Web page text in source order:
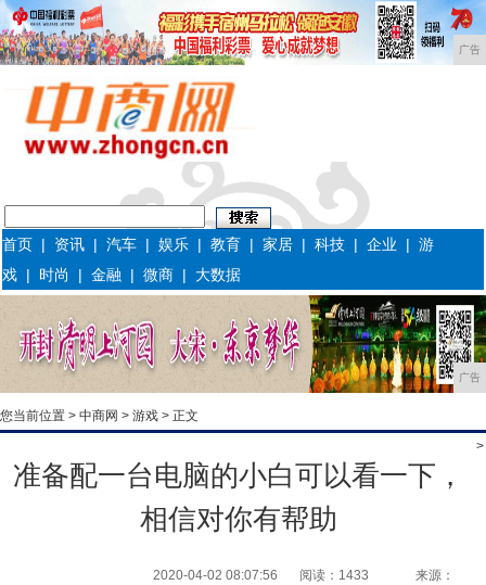
广告
首页 | 资讯 |汽车 |娱乐 |教育 |家居 |科技 |企业 |游
戏 | 时尚 |金融 |微商 | 大数据
广告
您当前位置 > 中商网 > 游戏 > 正文
>
准备配一台电脑的小白可以看一下，
相信对你有帮助
2020-04-02 08:07:56 阅读：1433 来源：